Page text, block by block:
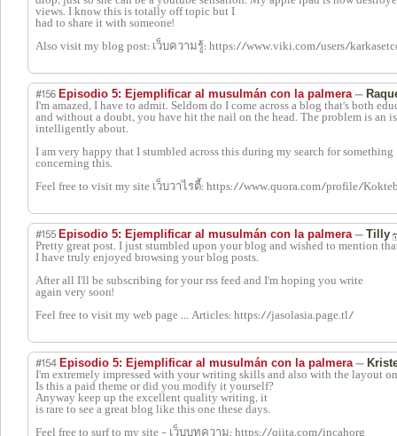
views. I know this is totally off topic but I
had to share it with someone!
Also visit my blog post: เว็บความรู้: https://www.viki.com/users/
#156 Episodio 5: Ejemplificar al musulmán con la palmera—
I'm amazed, I have to admit. Seldom do I come across a blog that's both
and without a doubt, you have hit the nail on the head. The problem is an
intelligently about.
I am very happy that I stumbled across this during my search for something
concerning this.
Feel free to visit my site เว็บวาไรตี้: https://www.quora.com/profile/
#155 Episodio 5: Ejemplificar al musulmán con la palmera— Tilly
Pretty great post. I just stumbled upon your blog and wished to mention
I have truly enjoyed browsing your blog posts.
After all I'll be subscribing for your rss feed and I'm hoping you write
again very soon!
Feel free to visit my web page ... Articles: https://jasolasia.page.tl/
#154 Episodio 5: Ejemplificar al musulmán con la palmera—
I'm extremely impressed with your writing skills and also with the layout
Is this a paid theme or did you modify it yourself?
Anyway keep up the excellent quality writing, it
is rare to see a great blog like this one these days.